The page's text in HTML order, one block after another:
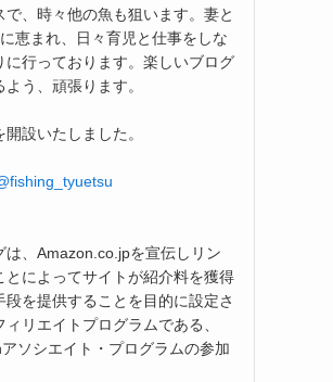
で、時々他の魚も狙います。妻と
恵まれ、日々育児と仕事をしな
に行っております。楽しいブログ
よう、頑張ります。
開設いたしました。
は、Amazon.co.jpを宣伝しリン
とによってサイトが紹介料を獲得
段を提供することを目的に設定さ
ィリエイトプログラムである、
ソシエイト・プログラムの参加